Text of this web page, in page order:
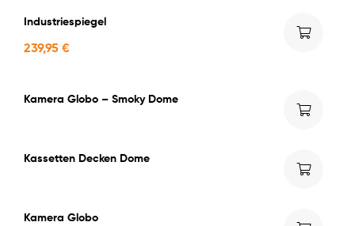
Industriespiegel
239,95 €
Kamera Globo – Smoky Dome
Kassetten Decken Dome
Kamera Globo